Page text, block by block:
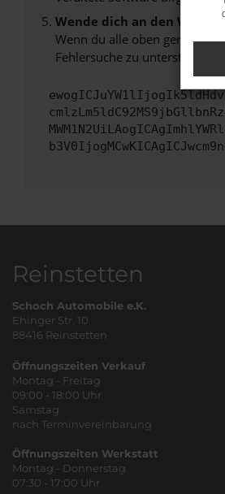
Wende dich an den
Wenn du alle oben
Fehlersuche zu unterstützen:
Reinstetten
Schoch Automobile e.K.
Ehinger Str. 10
88416 Reinstetten
Öffnungszeiten Verkauf
Montag - Freitag
09:00 - 18:00 Uhr
Samstag
nach Terminvereinbarung
Öffnungszeiten Werkstatt
Montag - Donnerstag
07:30 - 17:00 Uhr